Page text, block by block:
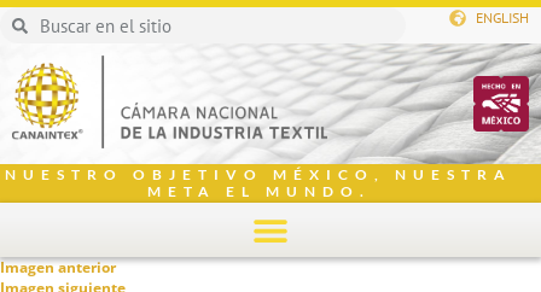
ENGLISH
NUESTRO OBJETIVO MÉXICO, NUESTRA
META EL MUNDO.
Imagen anterior
Imagen siguiente